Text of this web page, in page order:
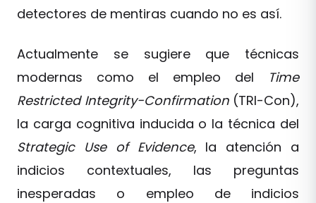
detectores de mentiras cuando no es así.
Actualmente se sugiere que técnicas
modernas como el empleo del
Time
Restricted Integrity-Confirmation(TRI-Con),
la carga cognitiva inducida o la técnica del
Strategic Use of Evidence, la atención a
indicios contextuales, las preguntas
inesperadas o empleo de indicios